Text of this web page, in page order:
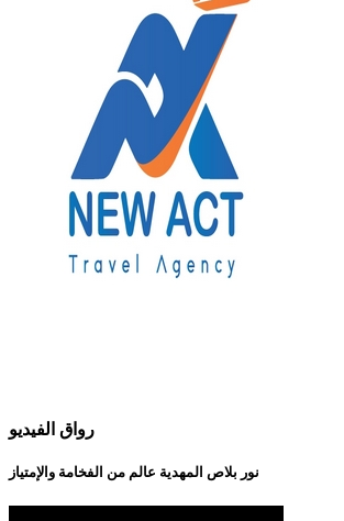
رواق الفيديو
نور بلاص المهدية عالم من الفخامة والإمتياز